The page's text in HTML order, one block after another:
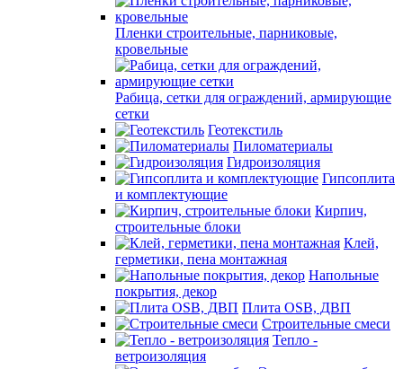
Пленки строительные, парниковые,
кровельные
Рабица, сетки для ограждений, армирующие
сетки
Геотекстиль
Пиломатериалы
Гидроизоляция
Гипсоплита
и комплектующие
Кирпич,
строительные блоки
Клей,
герметики, пена монтажная
Напольные
покрытия, декор
Плита OSB, ДВП
Строительные смеси
Тепло -
ветроизоляция